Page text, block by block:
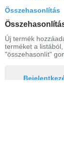
Összehasonlítás
Új termék
terméket a
"összehasonlít"